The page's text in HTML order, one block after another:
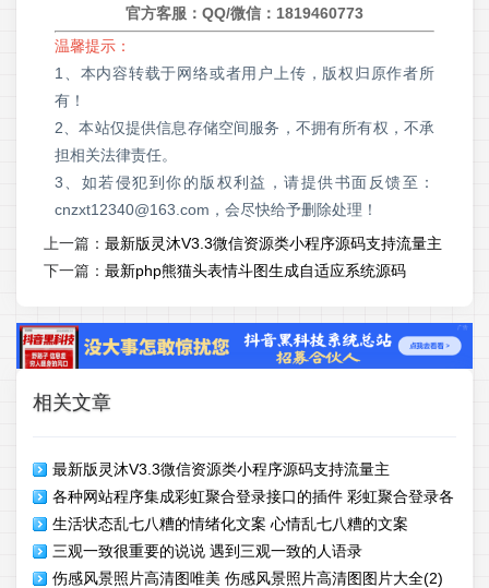
官方客服：QQ/微信： 1819460773
温馨提示：
1、本内容转载于网络或者用户上传，版权归原作者所
有！
2、本站仅提供信息存储空间服务，不拥有所有权，不承
担相关法律责任。
3、如若侵犯到你的版权利益，请提供书面反馈至：
cnzxt12340@163.com，会尽快给予删除处理！
上一篇： 最新版灵沐V3.3微信资源类小程序源码支持流量主
下一篇： 最新php熊猫头表情斗图生成自适应系统源码
相关文章
最新版灵沐V3.3微信资源类小程序源码支持流量主
各种网站程序集成彩虹聚合登录接口的插件 彩虹聚合登录各
种对接插件下载
生活状态乱七八糟的情绪化文案 心情乱七八糟的文案
三观一致很重要的说说 遇到三观一致的人语录
伤感风景照片高清图唯美 伤感风景照片高清图图片大全(2)